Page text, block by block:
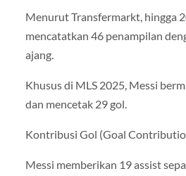
Menurut Transfermarkt, hingga
mencatatkan 46 penampilan
ajang.
Khusus di MLS 2025, Messi
dan mencetak 29 gol.
Kontribusi Gol (Goal
Messi memberikan 19 assist